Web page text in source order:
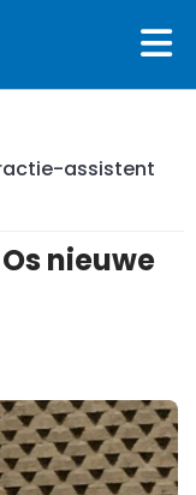
assistent
nieuwe